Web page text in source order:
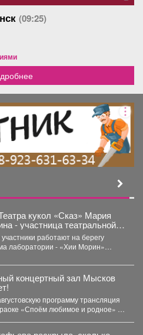
(09:25)
кукол «Сказ» Мария
- участница театральной
«Хии Морин: поэзия
Байкале.
участники работают на берегу
лаборатории - «Хии Морин»
концертный зал Мысков
программу трансляция
«Споём любимое и родное» -